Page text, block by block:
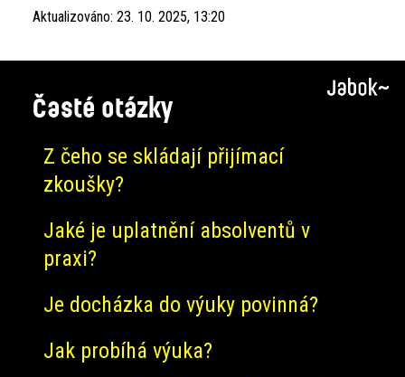
Aktualizováno: 23. 10. 2025, 13:20
Časté otázky
Z čeho se skládají přijímací
zkoušky?
Jaké je uplatnění absolventů v
praxi?
Je docházka do výuky povinná?
Jak probíhá výuka?